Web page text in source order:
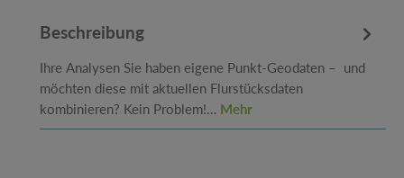
Beschreibung
Ihre Analysen Sie haben eigene Punkt-Geodaten – und
möchten diese mit aktuellen Flurstücksdaten
kombinieren? Kein Problem!… Mehr